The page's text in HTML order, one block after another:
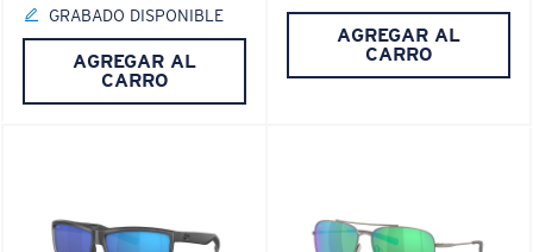
GRABADO DISPONIBLE
AGREGAR AL
CARRO
AGREGAR AL
CARRO